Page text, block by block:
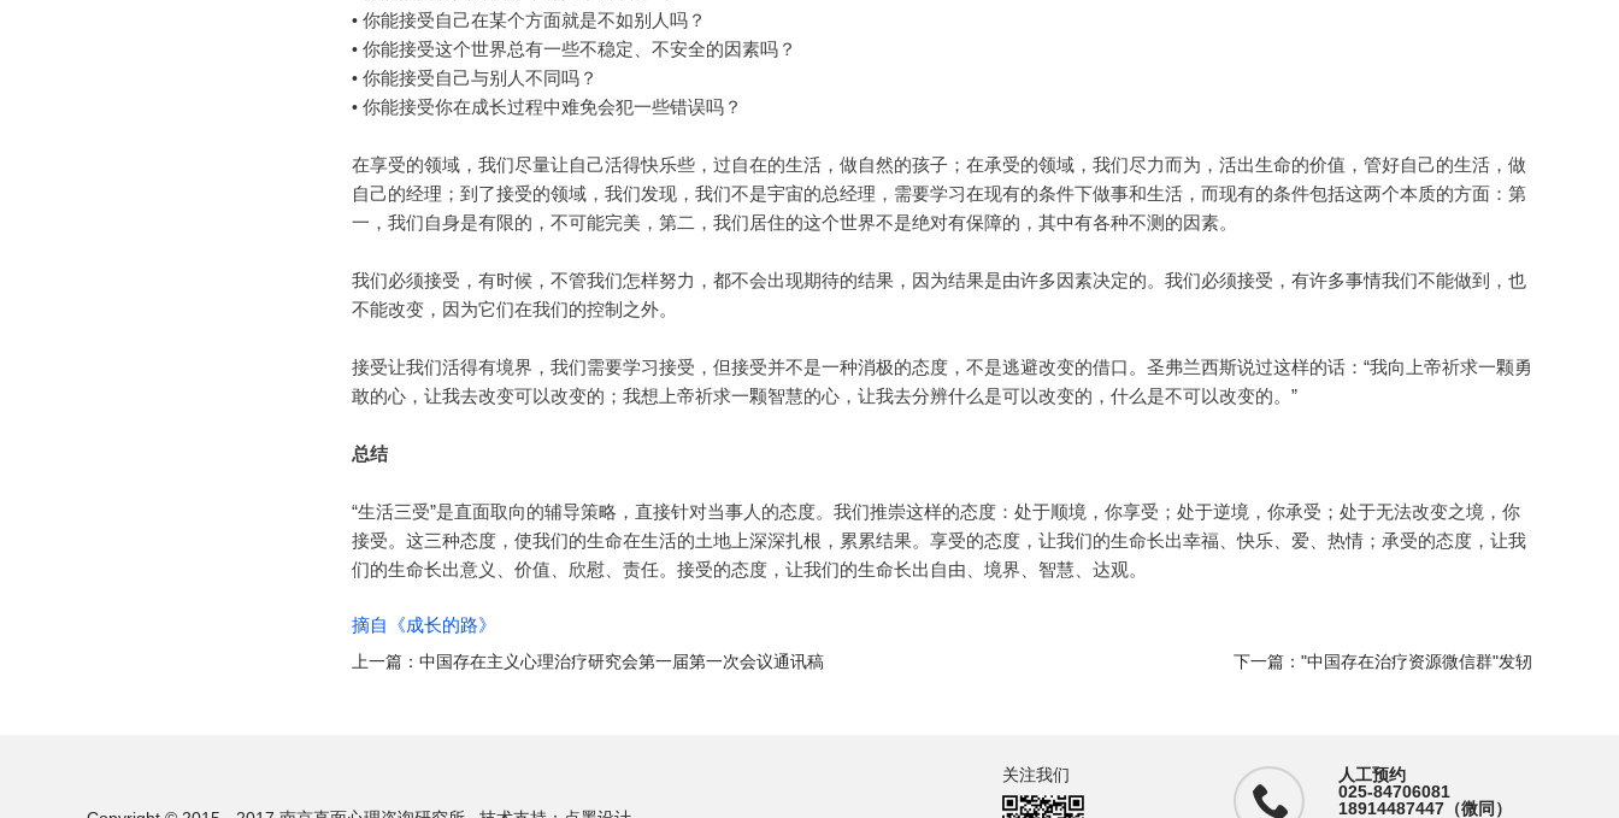
• 你能接受自己在某个方面就是不如别人吗？
• 你能接受这个世界总有一些不稳定、不安全的因素吗？
• 你能接受自己与别人不同吗？
• 你能接受你在成长过程中难免会犯一些错误吗？
在享受的领域，我们尽量让自己活得快乐些，过自在的生活，做自然的孩子；在承受的领域，我们尽力而为，活出生命的价值，管好自己的生活，做
自己的经理；到了接受的领域，我们发现，我们不是宇宙的总经理，需要学习在现有的条件下做事和生活，而现有的条件包括这两个本质的方面：第
一，我们自身是有限的，不可能完美，第二，我们居住的这个世界不是绝对有保障的，其中有各种不测的因素。
我们必须接受，有时候，不管我们怎样努力，都不会出现期待的结果，因为结果是由许多因素决定的。我们必须接受，有许多事情我们不能做到，也
不能改变，因为它们在我们的控制之外。
接受让我们活得有境界，我们需要学习接受，但接受并不是一种消极的态度，不是逃避改变的借口。圣弗兰西斯说过这样的话：“我向上帝祈求一颗勇
敢的心，让我去改变可以改变的；我想上帝祈求一颗智慧的心，让我去分辨什么是可以改变的，什么是不可以改变的。”
总结
“生活三受”是直面取向的辅导策略，直接针对当事人的态度。我们推崇这样的态度：处于顺境，你享受；处于逆境，你承受；处于无法改变之境，你
接受。这三种态度，使我们的生命在生活的土地上深深扎根，累累结果。享受的态度，让我们的生命长出幸福、快乐、爱、热情；承受的态度，让我
们的生命长出意义、价值、欣慰、责任。接受的态度，让我们的生命长出自由、境界、智慧、达观。
摘自《成长的路》
下一篇： "中国存在治疗资源微信群"发轫
上一篇： 中国存在主义心理治疗研究会第一届第一次会议通讯稿
人工预约
025-84706081
18914487447（微同）
关注我们